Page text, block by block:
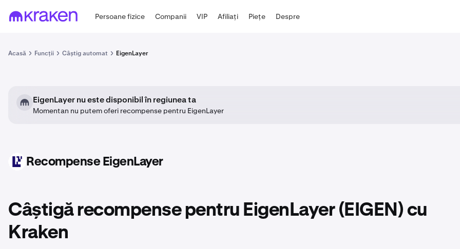
Persoane fizice Companii VIP Afiliați Piețe Despre
Acasă Funcții Câștig automat EigenLayer
EigenLayer nu este disponibil în regiunea ta
Momentan nu putem oferi recompense pentru EigenLayer
EIGEN Recompense EigenLayer
Câștigă recompense pentru EigenLayer (EIGEN) cu
Kraken